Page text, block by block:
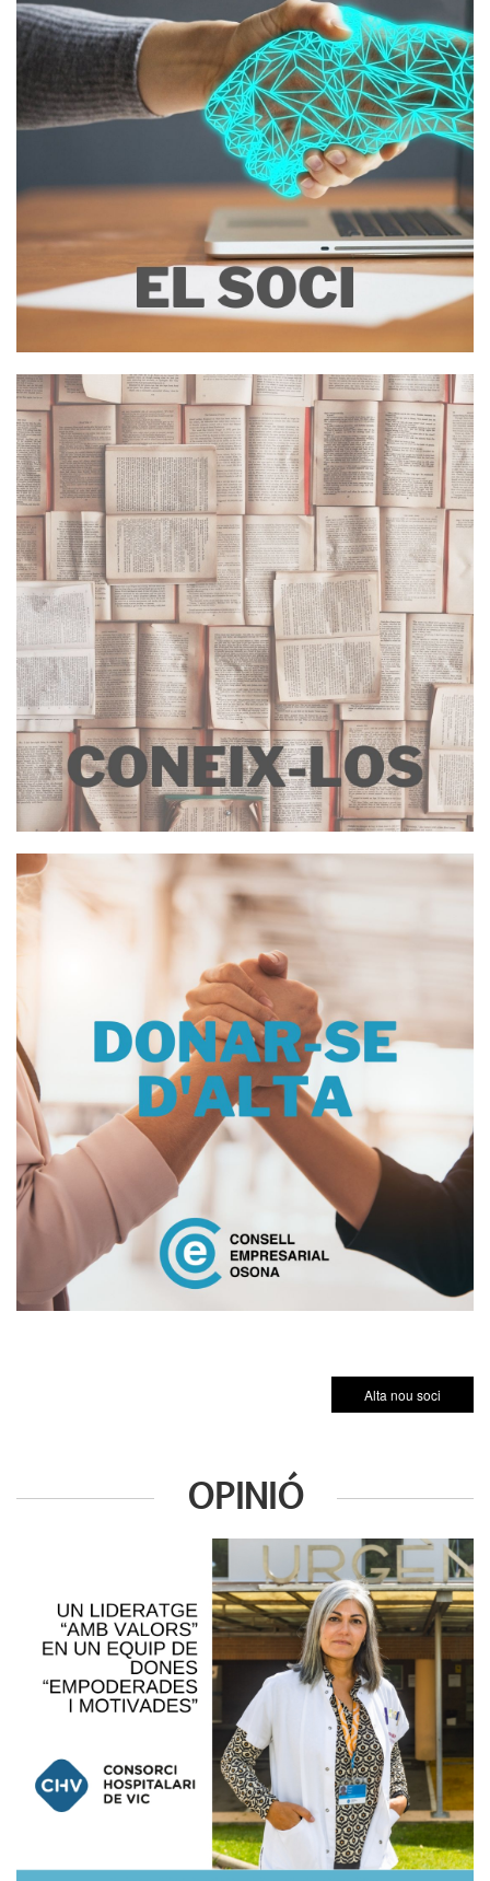
Alta nou soci
OPINIÓ